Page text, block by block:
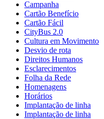
Campanha
Cartão Benefício
Cartão Fácil
CityBus 2.0
Cultura em Movimento
Desvio de rota
Direitos Humanos
Esclarecimentos
Folha da Rede
Homenagens
Horários
Implantação de linha
Implantação de linha